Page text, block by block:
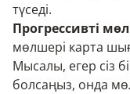
түседі.
Прогрессивті
мөлшері карта
Мысалы, егер сіз
болсаңыз, онда